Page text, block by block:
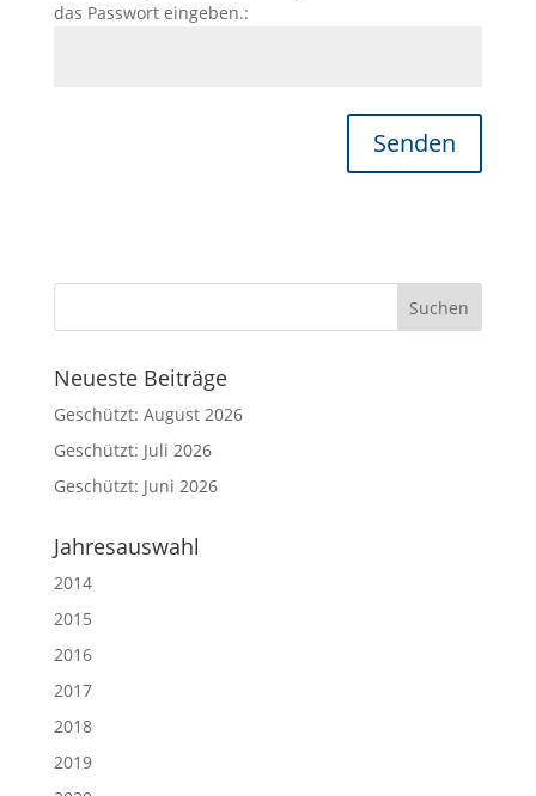
das Passwort eingeben.:
Senden
Neueste Beiträge
Geschützt: August 2026
Geschützt: Juli 2026
Geschützt: Juni 2026
Jahresauswahl
2014
2015
2016
2017
2018
2019